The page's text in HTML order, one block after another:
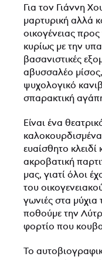
Για τον Γιάννη
μαρτυρική αλλά
οικογένειας
κυρίως με την
βασανιστικές
αβυσσαλέο
ψυχολογικό
σπαρακτική
Είναι ένα
ευαίσθητο
ακροβατική
μας, γιατί όλοι
του
γωνιές στα μύχια
ποθούμε την
φορτίο που
Το